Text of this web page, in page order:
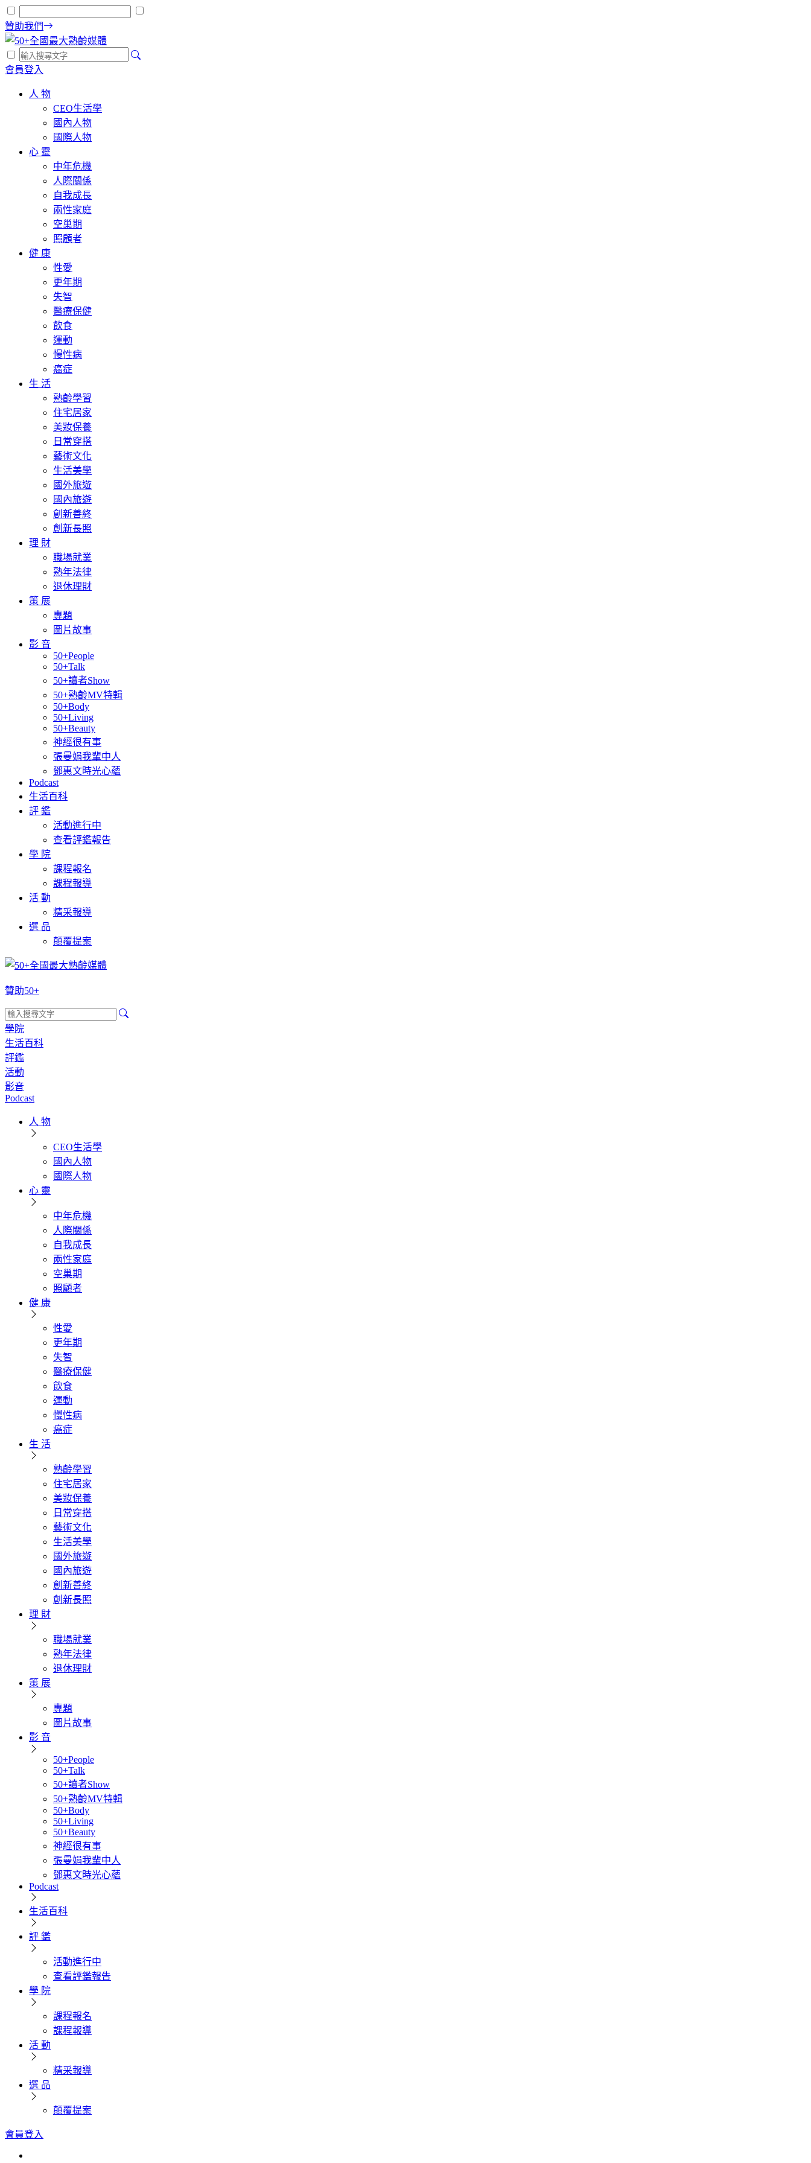
贊助我們
會員登入
人 物
CEO生活學
國內人物
國際人物
心 靈
中年危機
人際關係
自我成長
兩性家庭
空巢期
照顧者
健 康
性愛
更年期
失智
醫療保健
飲食
運動
慢性病
癌症
生 活
熟齡學習
住宅居家
美妝保養
日常穿搭
藝術文化
生活美學
國外旅遊
國內旅遊
創新善終
創新長照
理 財
職場就業
熟年法律
退休理財
策 展
專題
圖片故事
影 音
50+People
50+Talk
50+讀者Show
50+熟齡MV特輯
50+Body
50+Living
50+Beauty
神經很有事
張曼娟我輩中人
鄧惠文時光心蘊
Podcast
生活百科
評 鑑
活動進行中
查看評鑑報告
學 院
課程報名
課程報導
活 動
精采報導
選 品
顛覆提案
贊助50+
學院
生活百科
評鑑
活動
影音
Podcast
人 物
CEO生活學
國內人物
國際人物
心 靈
中年危機
人際關係
自我成長
兩性家庭
空巢期
照顧者
健 康
性愛
更年期
失智
醫療保健
飲食
運動
慢性病
癌症
生 活
熟齡學習
住宅居家
美妝保養
日常穿搭
藝術文化
生活美學
國外旅遊
國內旅遊
創新善終
創新長照
理 財
職場就業
熟年法律
退休理財
策 展
專題
圖片故事
影 音
50+People
50+Talk
50+讀者Show
50+熟齡MV特輯
50+Body
50+Living
50+Beauty
神經很有事
張曼娟我輩中人
鄧惠文時光心蘊
Podcast
生活百科
評 鑑
活動進行中
查看評鑑報告
學 院
課程報名
課程報導
活 動
精采報導
選 品
顛覆提案
會員登入